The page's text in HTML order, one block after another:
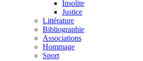
Insolite
Justice
Littérature
Bibliographie
Associations
Hommage
Sport